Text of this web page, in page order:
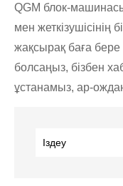
QGM блок-
мен жеткізушісінің
жақсырақ баға бере
болсаңыз, бізбен
ұстанамыз, ар-